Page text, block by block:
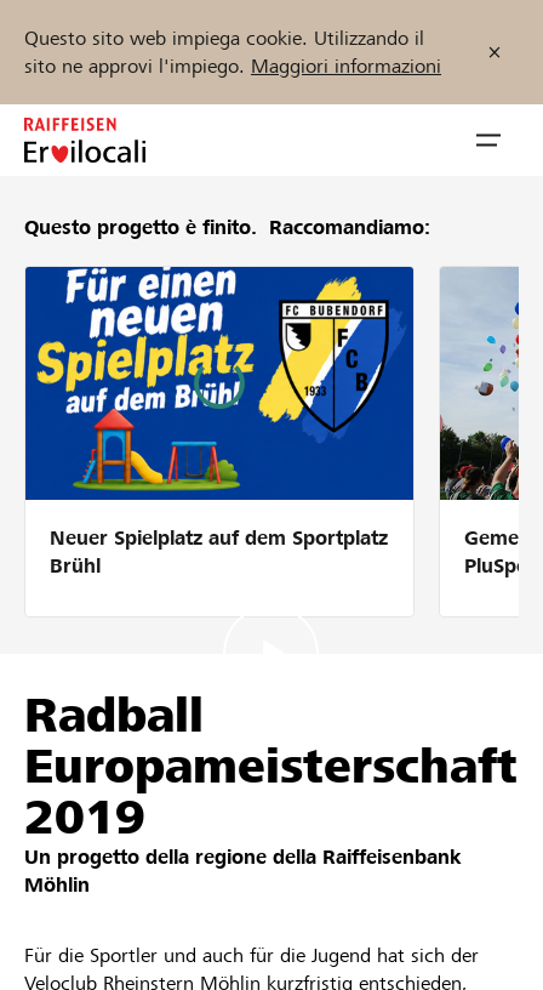
Questo sito web impiega cookie. Utilizzando il
sito ne approvi l'impiego. Maggiori informazioni
Zum
Inhalt
Sostenere
Aiuto & supporto
Partner / Banche Raiffeisen
Collegarsi
Registrazione
Trova progetti e organizzazioni
DE FR IT
Questo progetto è finito. Raccomandiamo:
Neuer Spielplatz auf dem Sportplatz
Brühl
Radball
Europameisterschaft
2019
Un progetto della regione della Raiffeisenbank
Möhlin
Für die Sportler und auch für die Jugend hat sich der
Veloclub Rheinstern Möhlin kurzfristig entschieden,